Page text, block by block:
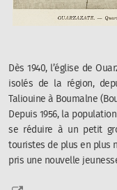
Dès 1940, l’église de
isolés de la région,
Taliouine à Boumalne
Depuis 1956, la
se réduire à un petit
touristes de plus en plus
pris une nouvelle